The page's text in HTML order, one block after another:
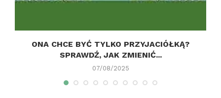
ONA CHCE BYĆ TYLKO PRZYJACIÓŁKĄ?
SPRAWDŹ, JAK ZMIENIĆ...
07/08/2025